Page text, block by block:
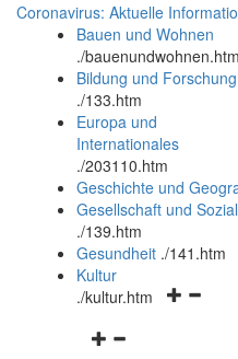
Coronavirus: Aktuelle
Bauen und Wohnen
./bauenundwohnen.htm
Bildung und Forschung
./133.htm
Europa und
Internationales
./203110.htm
Geschichte und
Gesellschaft und
./139.htm
Gesundheit ./141.htm
Kultur
./kultur.htm
Navigationsmenü